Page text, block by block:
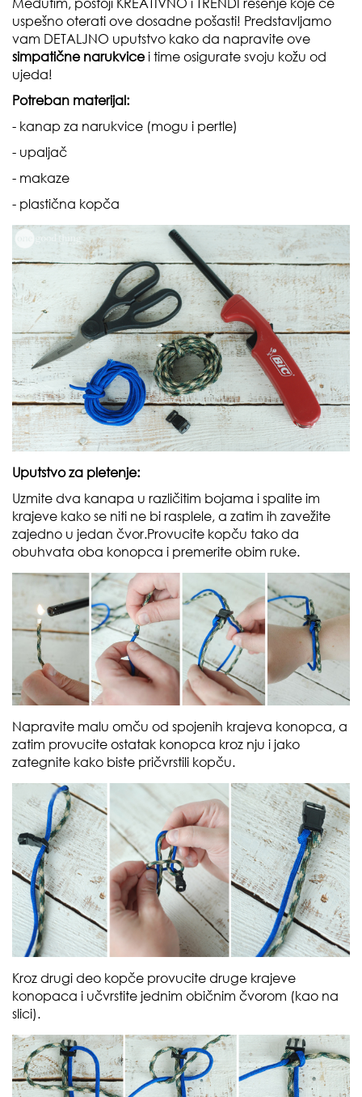
Međutim, postoji KREATIVNO i TRENDI rešenje koje će
uspešno oterati ove dosadne pošasti! Predstavljamo
vam DETALJNO uputstvo kako da napravite ove
simpatične narukvicei time osigurate svoju kožu od
ujeda!
Potreban materijal:
- kanap za narukvice (mogu i pertle)
- upaljač
- makaze
- plastična kopča
Uputstvo za pletenje:
Uzmite dva kanapa u različitim bojama i spalite im
krajeve kako se niti ne bi rasplele, a zatim ih zavežite
zajedno u jedan čvor.Provucite kopču tako da
obuhvata oba konopca i premerite obim ruke.
Napravite malu omču od spojenih krajeva konopca, a
zatim provucite ostatak konopca kroz nju i jako
zategnite kako biste pričvrstili kopču.
Kroz drugi deo kopče provucite druge krajeve
konopaca i učvrstite jednim običnim čvorom (kao na
slici).